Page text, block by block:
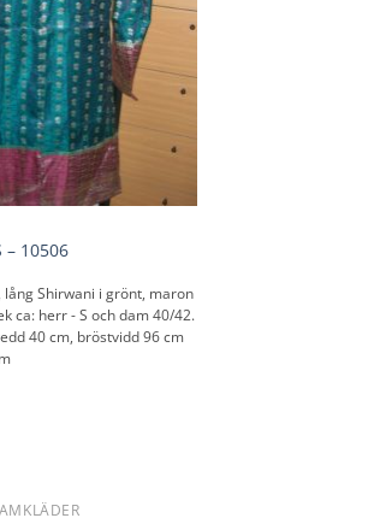
10506
lång Shirwani i grönt, maron
ca: herr - S och dam 40/42.
40 cm, bröstvidd 96 cm